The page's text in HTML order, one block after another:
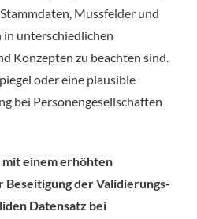
Mussfelder und
unterschiedlichen
Konzepten zu beachten sind.
oder eine plausible
bei Personengesellschaften
einem erhöhten
Beseitigung der Validierungs­
Datensatz bei